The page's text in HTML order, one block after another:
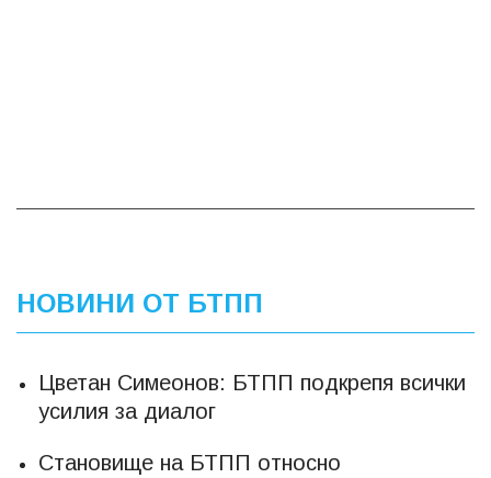
НОВИНИ ОТ БТПП
Цветан Симеонов: БТПП подкрепя всички
усилия за диалог
Становище на БТПП относно